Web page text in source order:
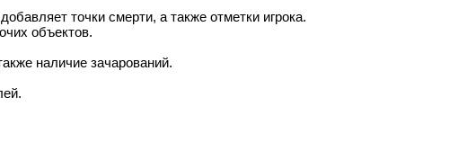
точки смерти, а также отметки игрока.
объектов.
наличие зачарований.